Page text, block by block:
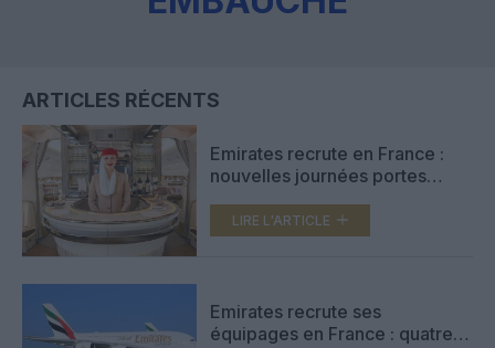
ARTICLES RÉCENTS
Emirates recrute en France :
nouvelles journées portes
stewards en février
LIRE L'ARTICLE
Emirates recrute ses
équipages en France : quatre